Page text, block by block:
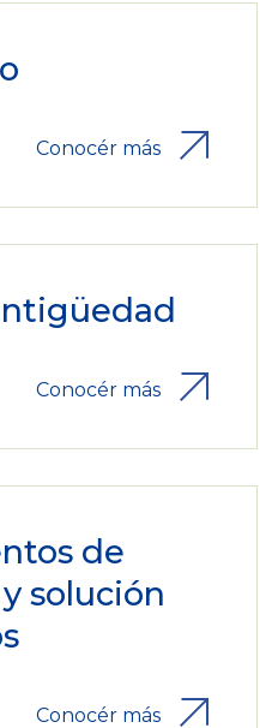
Conocér más
Conocér más
de
solución
Conocér más